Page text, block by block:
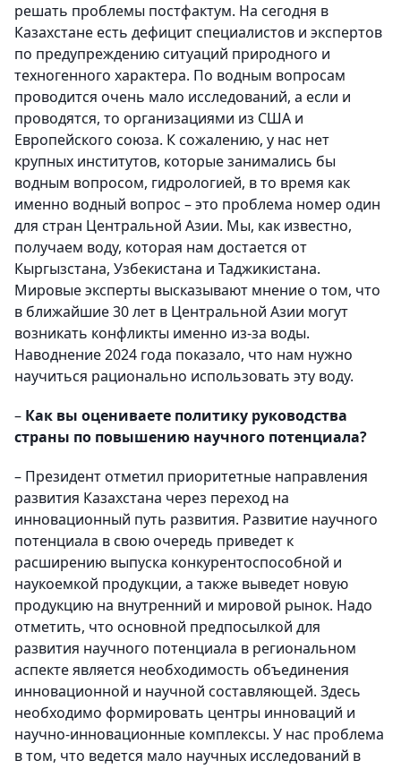
решать проблемы постфактум. На сегодня в
Казахстане есть дефицит специалистов и экспертов
по предупреждению ситуаций природного и
техногенного характера. По водным вопросам
проводится очень мало исследований, а если и
проводятся, то организациями из США и
Европейского союза. К сожалению, у нас нет
крупных институтов, которые занимались бы
водным вопросом, гидрологией, в то время как
именно водный вопрос – это проблема номер один
для стран Центральной Азии. Мы, как известно,
получаем воду, которая нам достается от
Кыргызстана, Узбекистана и Таджикистана.
Мировые эксперты высказывают мнение о том, что
в ближайшие 30 лет в Центральной Азии могут
возникать конфликты именно из-за воды.
Наводнение 2024 года показало, что нам нужно
научиться рационально использовать эту воду.
– Как вы оцениваете политику руководства
страны по повышению научного потенциала?
– Президент отметил приоритетные направления
развития Казахстана через переход на
инновационный путь развития. Развитие научного
потенциала в свою очередь приведет к
расширению выпуска конкурентоспособной и
наукоемкой продукции, а также выведет новую
продукцию на внутренний и мировой рынок. Надо
отметить, что основной предпосылкой для
развития научного потенциала в региональном
аспекте является необходимость объединения
инновационной и научной составляющей. Здесь
необходимо формировать центры инноваций и
научно-инновационные комплексы. У нас проблема
в том, что ведется мало научных исследований в